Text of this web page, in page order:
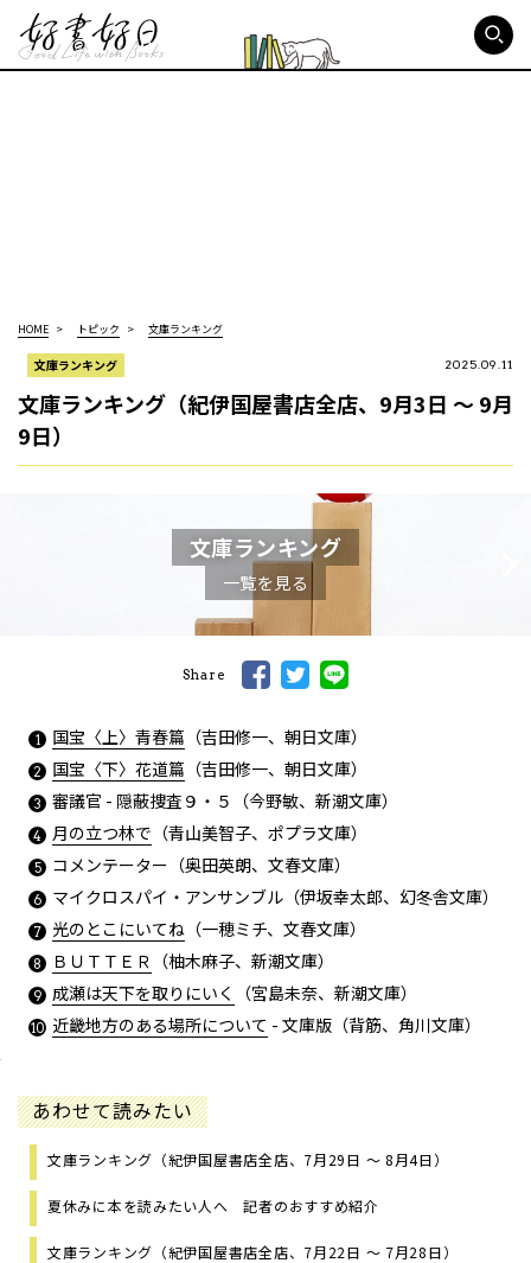
HOME トピック 文庫ランキング
文庫ランキング 2025.09.11
文庫ランキング（紀伊国屋書店全店、9月3日 ～ 9月
9日）
文庫ランキング
一覧を見る
Share
国宝〈上〉青春篇 （吉田修一、朝日文庫）
国宝〈下〉花道篇 （吉田修一、朝日文庫）
審議官 - 隠蔽捜査９・５（今野敏、新潮文庫）
月の立つ林で （青山美智子、ポプラ文庫）
コメンテーター（奥田英朗、文春文庫）
マイクロスパイ・アンサンブル（伊坂幸太郎、幻冬舎文庫）
光のとこにいてね （一穂ミチ、文春文庫）
ＢＵＴＴＥＲ （柚木麻子、新潮文庫）
成瀬は天下を取りにいく
（宮島未奈、新潮文庫）
近畿地方のある場所について - 文庫版（背筋、角川文庫）
あわせて読みたい
文庫ランキング（紀伊国屋書店全店、7月29日 ～ 8月4日）
夏休みに本を読みたい人へ 記者のおすすめ紹介
文庫ランキング（紀伊国屋書店全店、7月22日 ～ 7月28日）